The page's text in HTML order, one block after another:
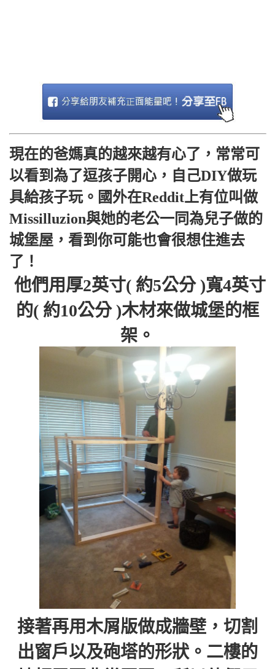
現在的爸媽真的越來越有心了，常常可
以看到為了逗孩子開心，自己DIY做玩
具給孩子玩。國外在Reddit上有位叫做
Missilluzion與她的老公一同為兒子做的
城堡屋，看到你可能也會很想住進去
了！
他們用厚2英寸( 約5公分 )寬4英寸
的( 約10公分 )木材來做城堡的框
架。
接著再用木屑版做成牆壁，切割
出窗戶以及砲塔的形狀。二樓的